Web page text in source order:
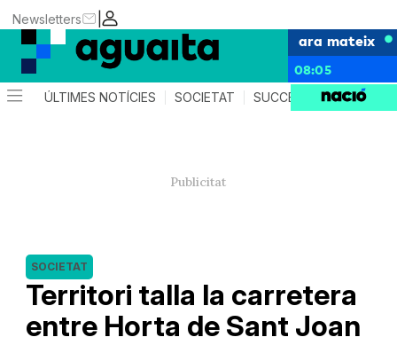
|
Newsletters
ara mateix
08:05
ÚLTIMES NOTÍCIES SOCIETAT SUCCESSOS AGENDA
Territori talla la carretera
entre Horta de Sant Joan
SOCIETAT